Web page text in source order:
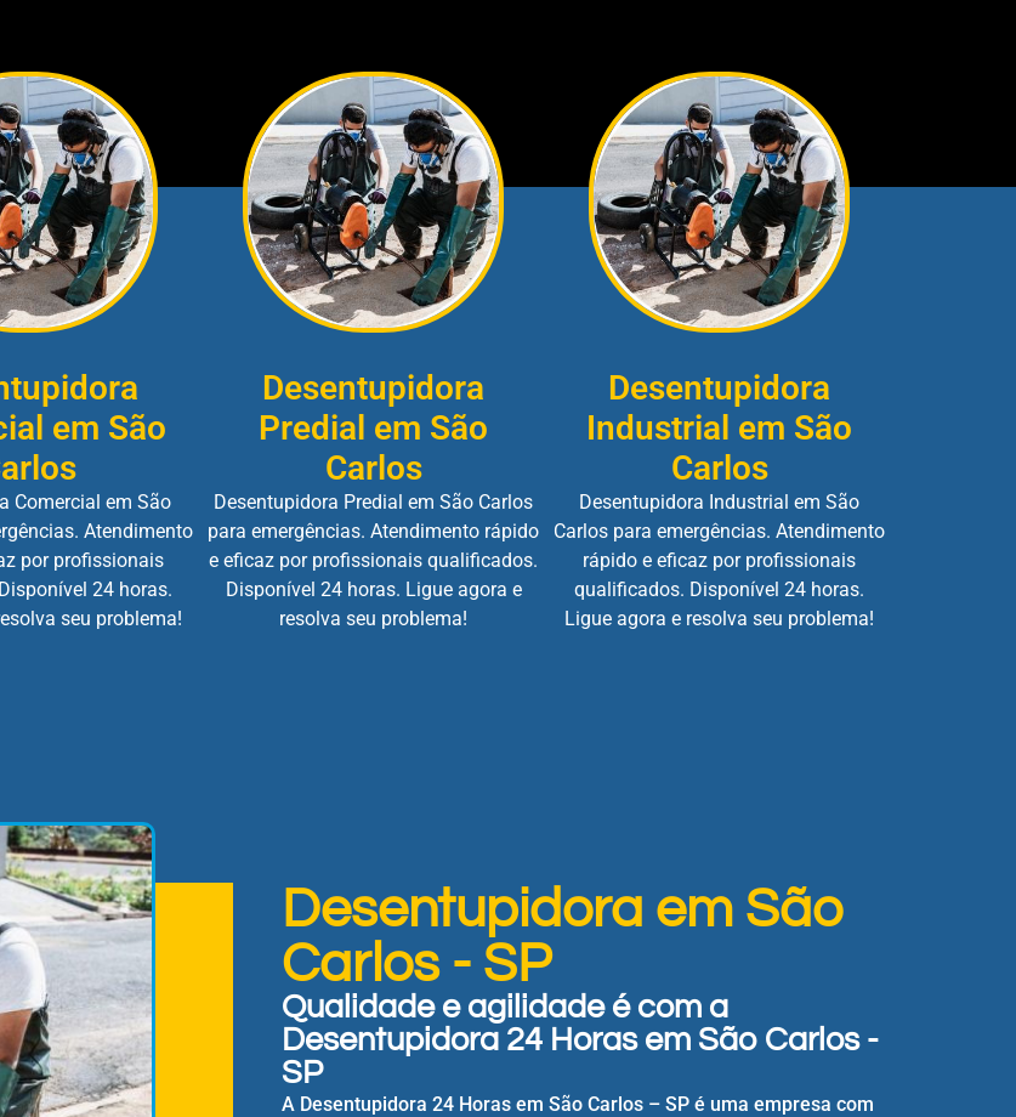
em São
Comercial em São
Atendimento
por profissionais
24 horas.
seu problema!
Desentupidora
Predial em São
Carlos
Desentupidora Predial em São Carlos
para emergências. Atendimento rápido
e eficaz por profissionais qualificados.
Disponível 24 horas. Ligue agora e
resolva seu problema!
Desentupidora
Industrial em São
Carlos
Desentupidora Industrial em São
Carlos para emergências. Atendimento
rápido e eficaz por profissionais
qualificados. Disponível 24 horas.
Ligue agora e resolva seu problema!
Desentupidora em São
Carlos - SP
Qualidade e agilidade é com a
Desentupidora 24 Horas em São Carlos -
SP
A Desentupidora 24 Horas em São Carlos – SP é uma empresa com